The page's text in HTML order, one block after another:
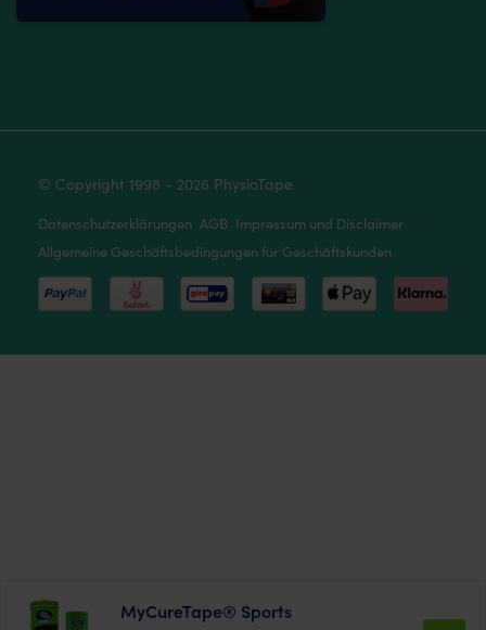
MyCureTape® Sports
© Copyright 1998 - 2026 PhysioTape
Datenschutzerklärungen AGB Impressum und Disclaimer
Allgemeine Geschäftsbedingungen für Geschäftskunden